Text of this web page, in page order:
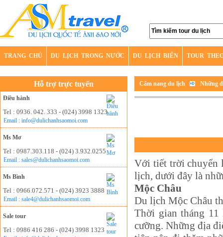
TRANG CHỦ DU LỊCH TRONG NƯỚC DU LỊCH BIỂN TOUR
Hỗ trợ trực tuyến
Điều hành
Tel : 0936. 042. 333 - (024) 3998 1323
Email : info@dulichanhsaomoi.com
Ms Mơ
Tel : 0987.303.118 - (024) 3.932.0255
Email : sales@dulichanhsaomoi.com
Ms Bình
Tel : 0966.072.571 - (024) 3923 3888
Email : sale4@dulichanhsaomoi.com
Sale tour
Tel : 0986 416 286 - (024) 3998 1323
Cẩm nang du lịch Những
Với tiết trời chuyển
lịch, dưới đây là
Mộc Châu
Du lịch Mộc Châu
Thời gian tháng 11
cưỡng. Những địa